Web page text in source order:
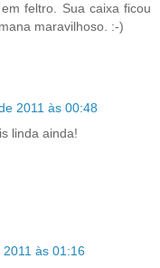
feltro. Sua caixa ficou
maravilhoso. :-)
2011 às 00:48
linda ainda!
às 01:16